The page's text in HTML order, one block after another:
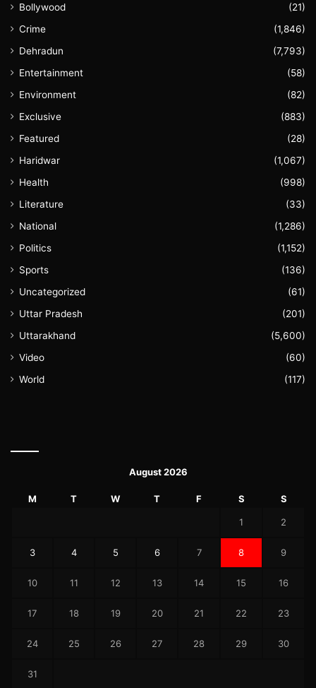
Bollywood
(21)
Crime
(1,846)
Dehradun
(7,793)
Entertainment
(58)
Environment
(82)
Exclusive
(883)
Featured
(28)
Haridwar
(1,067)
Health
(998)
Literature
(33)
National
(1,286)
Politics
(1,152)
Sports
(136)
Uncategorized
(61)
Uttar Pradesh
(201)
Uttarakhand
(5,600)
Video
(60)
World
(117)
August 2026
M T W T F S S
1 2
3 4 5 6 7 8 9
10 11 12 13 14 15 16
17 18 19 20 21 22 23
24 25 26 27 28 29 30
31